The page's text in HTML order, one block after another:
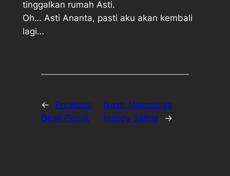
tinggalkan rumah Asti.
Oh… Asti Ananta, pasti aku akan kembali
lagi…
←
Previous:
Dewi Persik
Next: Nikmatnya
Happy Salma
→